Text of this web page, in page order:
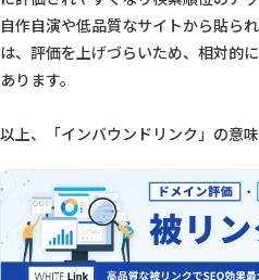
自作自演や低品質なサイトから貼ら
は、評価を上げづらいため、相対的
あります。
以上、「インバウンドリンク」の意